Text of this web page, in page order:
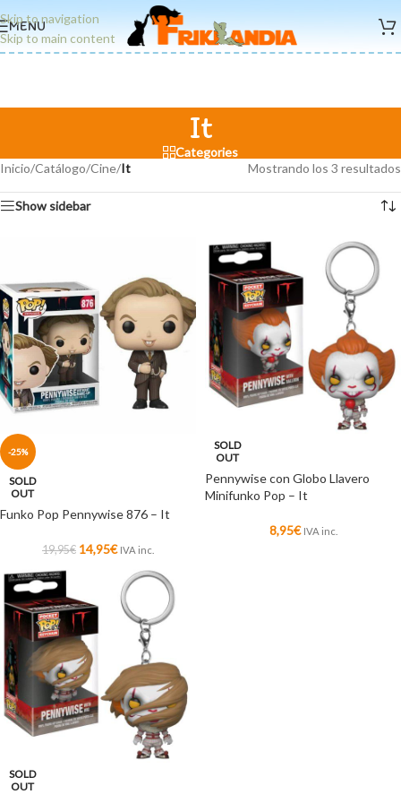
Skip to navigation
Skip to main content
MENU
It
Categories
Inicio/Catálogo/Cine/It Mostrando los 3 resultados
Show sidebar
-25%
SOLD
OUT
Funko Pop Pennywise 876 – It
19,95€ 14,95€ IVA inc.
SOLD
OUT
Pennywise con Globo Llavero
Minifunko Pop – It
8,95€ IVA inc.
SOLD
OUT